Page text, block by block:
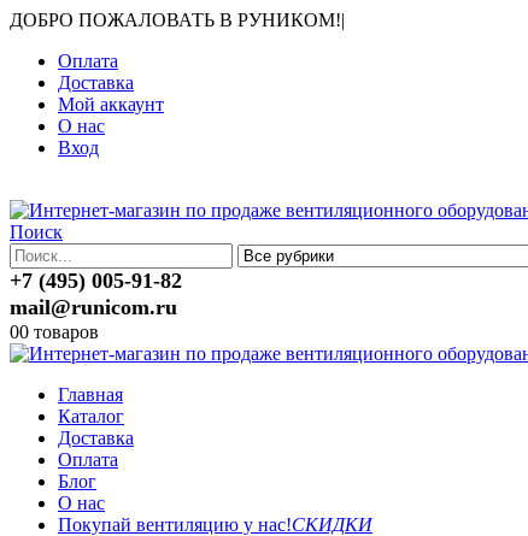
ДОБРО ПОЖАЛОВАТЬ В РУНИКОМ!|
Оплата
Доставка
Мой аккаунт
О нас
Вход
Поиск
+7 (495) 005-91-82
mail@runicom.ru
00 товаров
Главная
Каталог
Доставка
Оплата
Блог
О нас
Покупай вентиляцию у нас!СКИДКИ